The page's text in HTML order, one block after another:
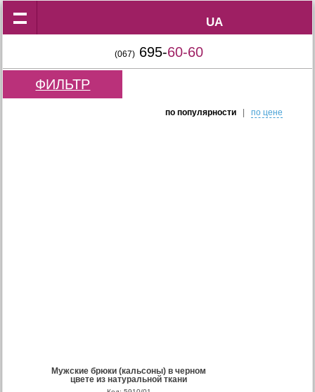
UA
UA
(067) 695-60-60
ФИЛЬТР
по популярности| по цене
Мужские брюки (кальсоны) в черном
цвете из натуральной ткани